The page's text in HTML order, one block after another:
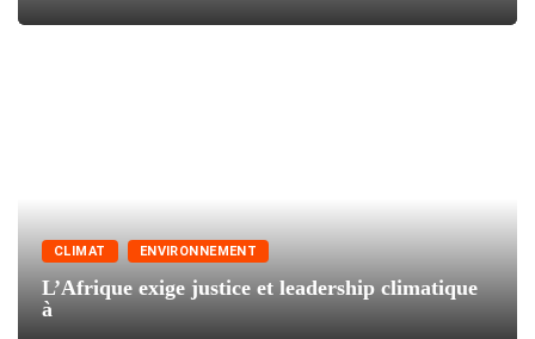
CLIMAT ENVIRONNEMENT
L’Afrique exige justice et leadership climatique
à